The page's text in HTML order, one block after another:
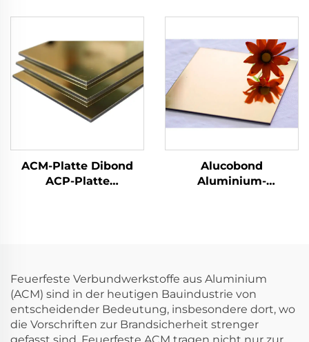
Wandverkleidung und
ACM-Platte Dibond
ACP-Platte
Alucobond
Aluminium-
Feuerfeste Verbundwerkstoffe aus Aluminium
(ACM) sind in der heutigen Bauindustrie von
entscheidender Bedeutung, insbesondere dort, wo
die Vorschriften zur Brandsicherheit strenger